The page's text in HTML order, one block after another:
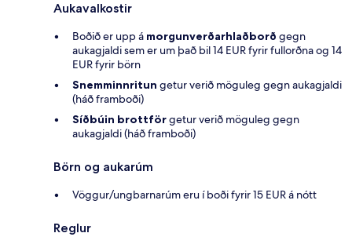
Aukavalkostir
Boðið er upp á morgunverðarhlaðborð gegn
aukagjaldi sem er um það bil 14 EUR fyrir fullorðna og 14
EUR fyrir börn
Snemminnritun getur verið möguleg gegn aukagjaldi
(háð framboði)
Síðbúin brottförgetur verið möguleg gegn
aukagjaldi (háð framboði)
Börn og aukarúm
Vöggur/ungbarnarúm eru í boði fyrir 15 EUR á nótt
Reglur